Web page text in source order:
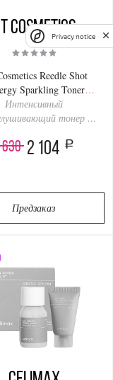
Cosmetics
Reedle Shot
Sparkling Toner
150ml
Интенсивный
тонер с
водой
630 2 104 a
Предзаказ
Privacy notice